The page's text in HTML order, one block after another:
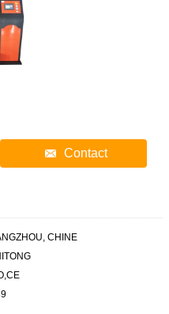
Contact
CHINE